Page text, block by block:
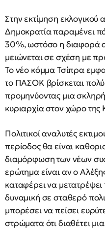
Στην εκτίμηση
Δημοκρατία παραμένει
30%, ωστόσο η διαφορά
μειώνεται σε σχέση με
Το νέο κόμμα Τσίπρα
το ΠΑΣΟΚ βρίσκεται
προμηνύοντας μια
κυριαρχία στον χώρο της
Πολιτικοί αναλυτές
περίοδος θα είναι
διαμόρφωση των νέων
ερώτημα είναι αν ο
καταφέρει να
δυναμική σε σταθερό
μπορέσει να πείσει
στρώματα ότι διαθέτει